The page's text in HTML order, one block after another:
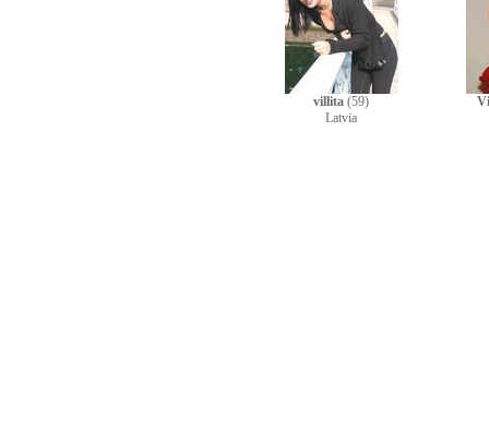
villita (59)
Latvia